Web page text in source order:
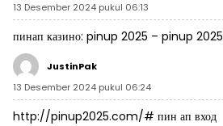
13 Desember 2024 pukul 06:13
пинап казино: pinup 2025 – pinup 2025
JustinPak
13 Desember 2024 pukul 06:24
http://pinup2025.com/# пин ап вход